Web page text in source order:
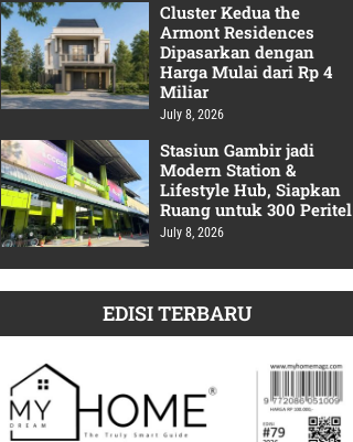
Cluster Kedua the
Armont Residences
Dipasarkan dengan
Harga Mulai dari Rp 4
Miliar
July 8, 2026
Stasiun Gambir jadi
Modern Station &
Lifestyle Hub, Siapkan
Ruang untuk 300 Peritel
July 8, 2026
EDISI TERBARU